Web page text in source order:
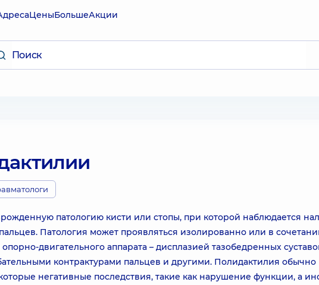
ЦеныБольшеАкции
патологию кисти или стопы, при которой наблюдается
Патология может проявляться изолированно или в
двигательного аппарата – дисплазией тазобедренных
контрактурами пальцев и другими. Полидактилия обычно
негативные последствия, такие как нарушение функции, а